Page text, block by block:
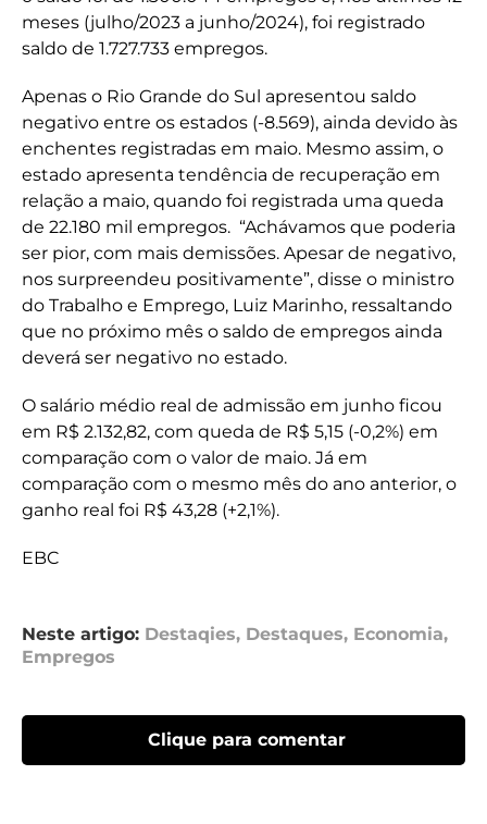
meses (julho/2023 a junho/2024), foi registrado
saldo de 1.727.733 empregos.
Apenas o Rio Grande do Sul apresentou saldo
negativo entre os estados (-8.569), ainda devido às
enchentes registradas em maio. Mesmo assim, o
estado apresenta tendência de recuperação em
relação a maio, quando foi registrada uma queda
de 22.180 mil empregos. “Achávamos que poderia
ser pior, com mais demissões. Apesar de negativo,
nos surpreendeu positivamente”, disse o ministro
do Trabalho e Emprego, Luiz Marinho, ressaltando
que no próximo mês o saldo de empregos ainda
deverá ser negativo no estado.
O salário médio real de admissão em junho ficou
em R$ 2.132,82, com queda de R$ 5,15 (-0,2%) em
comparação com o valor de maio. Já em
comparação com o mesmo mês do ano anterior, o
ganho real foi R$ 43,28 (+2,1%).
EBC
Neste artigo: Destaqies, Destaques, Economia,
Empregos
Clique para comentar